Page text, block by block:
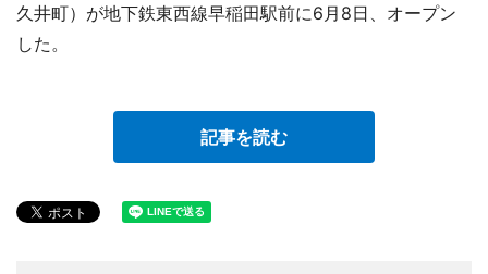
久井町）が地下鉄東西線早稲田駅前に6月8日、オープン
した。
記事を読む